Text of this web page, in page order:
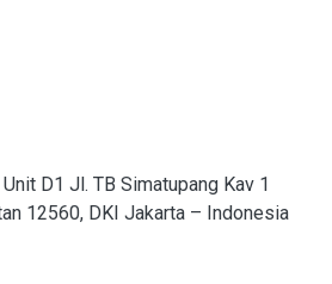
D1 Jl. TB Simatupang Kav 1
12560, DKI Jakarta – Indonesia